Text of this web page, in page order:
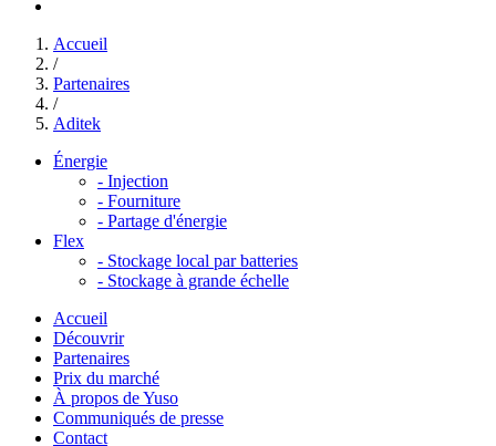
Accueil
/
Partenaires
/
Aditek
Énergie
- Injection
- Fourniture
- Partage d'énergie
Flex
- Stockage local par batteries
- Stockage à grande échelle
Accueil
Découvrir
Partenaires
Prix du marché
À propos de Yuso
Communiqués de presse
Contact